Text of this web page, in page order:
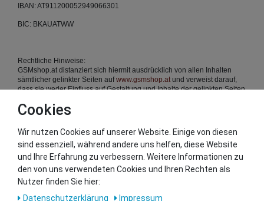
IBAN: AT911200052949066301
BIC: BKAUATWW
Rechtliche Hinweise:
GSMshop.at distanziert sich hiermit ausdrücklich von allen Inhalten
sämtlicher gelinkter Seiten aufwww.gsmshop.at und verweist darauf,
dass sie weder Einfluss auf Gestaltung und Inhalte der gelinkten Seiten
Gütesiegel
Cookies
Wir nutzen Cookies auf unserer Website. Einige von diesen
sind essenziell, während andere uns helfen, diese Website
und Ihre Erfahrung zu verbessern. Weitere Informationen zu
den von uns verwendeten Cookies und Ihren Rechten als
Nutzer finden Sie hier:
Daten­schutz­erklärung
Impressum